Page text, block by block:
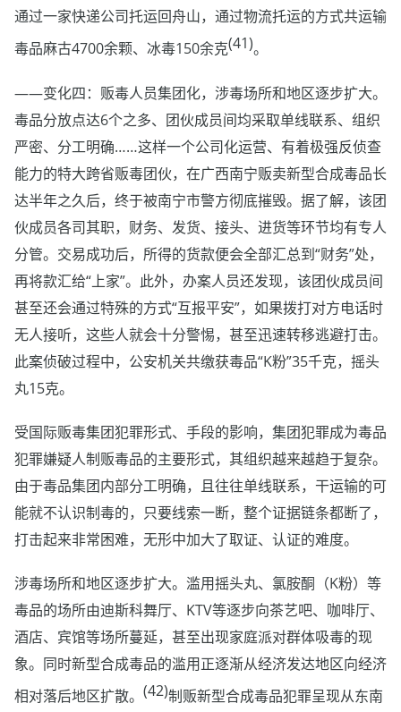
通过一家快递公司托运回舟山，通过物流托运的方式共运输
毒品麻古4700余颗、冰毒150余克(41)。
——变化四：贩毒人员集团化，涉毒场所和地区逐步扩大。
毒品分放点达6个之多、团伙成员间均采取单线联系、组织
严密、分工明确……这样一个公司化运营、有着极强反侦查
能力的特大跨省贩毒团伙，在广西南宁贩卖新型合成毒品长
达半年之久后，终于被南宁市警方彻底摧毁。据了解，该团
伙成员各司其职，财务、发货、接头、进货等环节均有专人
分管。交易成功后，所得的货款便会全部汇总到“财务”处，
再将款汇给“上家”。此外，办案人员还发现，该团伙成员间
甚至还会通过特殊的方式“互报平安”，如果拨打对方电话时
无人接听，这些人就会十分警惕，甚至迅速转移逃避打击。
此案侦破过程中，公安机关共缴获毒品“K粉”35千克，摇头
丸15克。
受国际贩毒集团犯罪形式、手段的影响，集团犯罪成为毒品
犯罪嫌疑人制贩毒品的主要形式，其组织越来越趋于复杂。
由于毒品集团内部分工明确，且往往单线联系，干运输的可
能就不认识制毒的，只要线索一断，整个证据链条都断了，
打击起来非常困难，无形中加大了取证、认证的难度。
涉毒场所和地区逐步扩大。滥用摇头丸、氯胺酮（K粉）等
毒品的场所由迪斯科舞厅、KTV等逐步向茶艺吧、咖啡厅、
酒店、宾馆等场所蔓延，甚至出现家庭派对群体吸毒的现
象。同时新型合成毒品的滥用正逐渐从经济发达地区向经济
相对落后地区扩散。 (42)制贩新型合成毒品犯罪呈现从东南